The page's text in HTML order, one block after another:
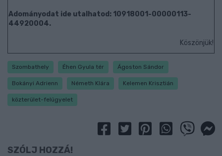
Adományodat ide utalhatod: 10918001-00000113-
44920004.
Köszönjük!
Szombathely Éhen Gyula tér Ágoston Sándor
Bokányi Adrienn Németh Klára Kelemen Krisztián
közterület-felügyelet
SZÓLJ HOZZÁ!